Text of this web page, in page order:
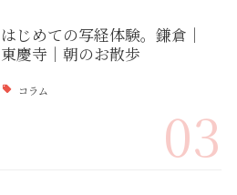
はじめての写経体験。鎌倉｜
東慶寺｜朝のお散歩
コラム
03